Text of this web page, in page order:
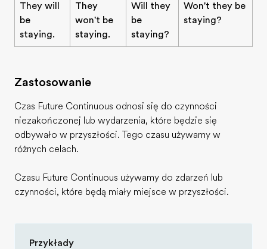
They will
be
staying.
They
won't be
staying.
Will they
be
staying?
Won't they be
staying?
Zastosowanie
Czas Future Continuous odnosi się do czynności
niezakończonej lub wydarzenia, które będzie się
odbywało w przyszłości. Tego czasu używamy w
różnych celach.
Czasu Future Continuous używamy do zdarzeń lub
czynności, które będą miały miejsce w przyszłości.
Przykłady